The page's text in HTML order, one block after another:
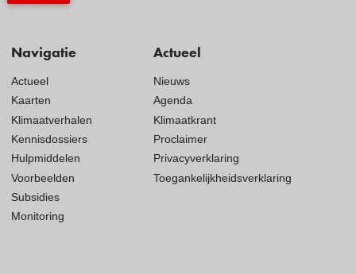
Navigatie
Actueel
Kaarten
Klimaatverhalen
Kennisdossiers
Hulpmiddelen
Voorbeelden
Subsidies
Monitoring
Actueel
Nieuws
Agenda
Klimaatkrant
Proclaimer
Privacyverklaring
Toegankelijkheidsverklaring